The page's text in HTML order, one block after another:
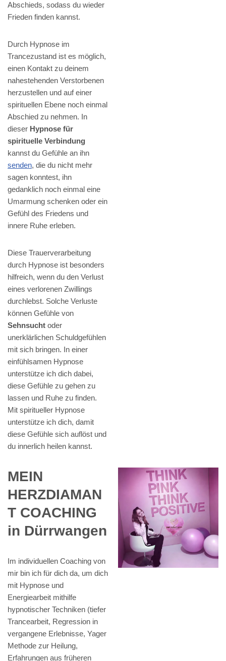
Abschieds, sodass du wieder
Frieden finden kannst.
Durch Hypnose im
Trancezustand ist es möglich,
einen Kontakt zu deinem
nahestehenden Verstorbenen
herzustellen und auf einer
spirituellen Ebene noch einmal
Abschied zu nehmen. In
dieser Hypnose für
spirituelle Verbindung
kannst du Gefühle an ihn
senden, die du nicht mehr
sagen konntest, ihn
gedanklich noch einmal eine
Umarmung schenken oder ein
Gefühl des Friedens und
innere Ruhe erleben.
Diese Trauerverarbeitung
durch Hypnose ist besonders
hilfreich, wenn du den Verlust
eines verlorenen Zwillings
durchlebst. Solche Verluste
können Gefühle von
Sehnsucht oder
unerklärlichen Schuldgefühlen
mit sich bringen. In einer
einfühlsamen Hypnose
unterstütze ich dich dabei,
diese Gefühle zu gehen zu
lassen und Ruhe zu finden.
Mit spiritueller Hypnose
unterstütze ich dich, damit
diese Gefühle sich auflöst und
du innerlich heilen kannst.
MEIN
HERZDIAMAN
T COACHING
in Dürrwangen
Im individuellen Coaching von
mir bin ich für dich da, um dich
mit Hypnose und
Energiearbeit mithilfe
hypnotischer Techniken (tiefer
Trancearbeit, Regression in
vergangene Erlebnisse, Yager
Methode zur Heilung,
Erfahrungen aus früheren